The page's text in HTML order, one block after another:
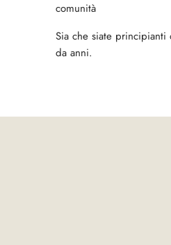
comunità
Sia che siate
da anni.